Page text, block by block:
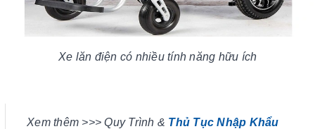
Xe lăn điện có nhiều tính năng hữu ích
Xem thêm >>> Quy Trình & Thủ Tục Nhập Khẩu